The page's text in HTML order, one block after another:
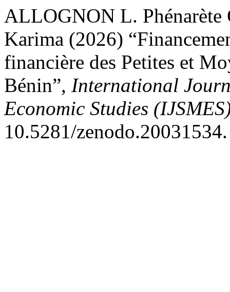
ALLOGNON L.
Karima (2026)
financière des Petites et
Bénin”, International
Economic Studies
10.5281/zenodo.20031534.